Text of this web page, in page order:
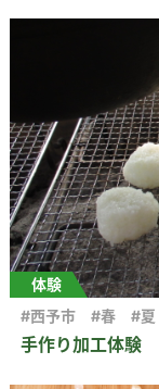
体験
手作り加工体験
#西予市 #春 #夏